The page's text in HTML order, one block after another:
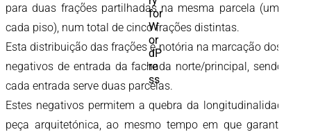
para duas frações partilhadas na mesma parcela (uma por
cada piso), num total de cinco frações distintas.
Esta distribuição das frações é notória na marcação dos dois
negativos de entrada da fachada norte/principal, sendo que
cada entrada serve duas parcelas.
Estes negativos permitem a quebra da longitudinalidade da
peça arquitetónica, ao mesmo tempo em que garantem a